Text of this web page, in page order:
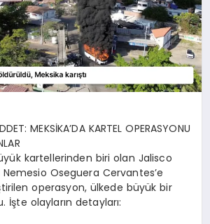
MEKSİKA’DA KARTEL OPERASYONU
kartellerinden biri olan Jalisco
Nemesio Oseguera Cervantes’e
operasyon, ülkede büyük bir
İşte olayların detayları: